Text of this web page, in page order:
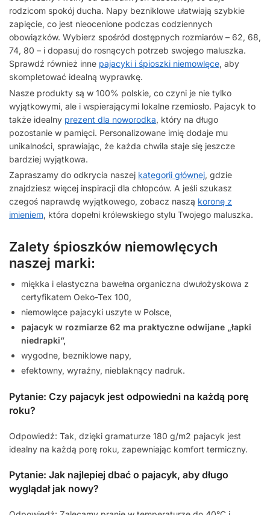
rodzicom spokój ducha. Napy bezniklowe ułatwiają szybkie
zapięcie, co jest nieocenione podczas codziennych
obowiązków. Wybierz spośród dostępnych rozmiarów – 62, 68,
74, 80 – i dopasuj do rosnących potrzeb swojego maluszka.
Sprawdź również inne pajacyki i śpioszki niemowlęce, aby
skompletować idealną wyprawkę.
Nasze produkty są w 100% polskie, co czyni je nie tylko
wyjątkowymi, ale i wspierającymi lokalne rzemiosło. Pajacyk to
także idealny prezent dla noworodka, który na długo
pozostanie w pamięci. Personalizowane imię dodaje mu
unikalności, sprawiając, że każda chwila staje się jeszcze
bardziej wyjątkowa.
Zapraszamy do odkrycia naszej kategorii głównej, gdzie
znajdziesz więcej inspiracji dla chłopców. A jeśli szukasz
czegoś naprawdę wyjątkowego, zobacz naszą koronę z
imieniem, która dopełni królewskiego stylu Twojego maluszka.
Zalety śpioszków niemowlęcych
naszej marki:
miękka i elastyczna bawełna organiczna dwułożyskowa z
certyfikatem Oeko-Tex 100,
niemowlęce pajacyki uszyte w Polsce,
pajacyk w rozmiarze 62 ma praktyczne odwijane „łapki
niedrapki”,
wygodne, bezniklowe napy,
efektowny, wyraźny, nieblaknący nadruk.
Pytanie: Czy pajacyk jest odpowiedni na każdą porę
roku?
Odpowiedź: Tak, dzięki gramaturze 180 g/m2 pajacyk jest
idealny na każdą porę roku, zapewniając komfort termiczny.
Pytanie: Jak najlepiej dbać o pajacyk, aby długo
wyglądał jak nowy?